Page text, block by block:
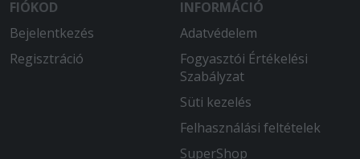
2025-11-03 - Krisztián:
Finom ételek gyors és udvarias
A pizzák finomak, kiszállítás is gyors
FIÓKOD
Bejelentkezés
Regisztráció
INFORMÁCIÓ
Adatvédelem
Fogyasztói Értékelési
Szabályzat
Süti kezelés
Felhasználási feltételek
SuperShop